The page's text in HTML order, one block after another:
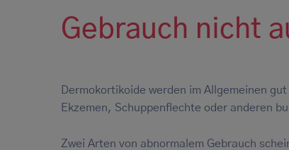
Gebrauch nicht
Dermokortikoide werden im Allgemeinen
Ekzemen, Schuppenflechte oder anderen
Zwei Arten von abnormalem Gebrauch